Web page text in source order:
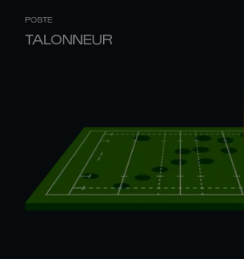
POSTE
TALONNEUR